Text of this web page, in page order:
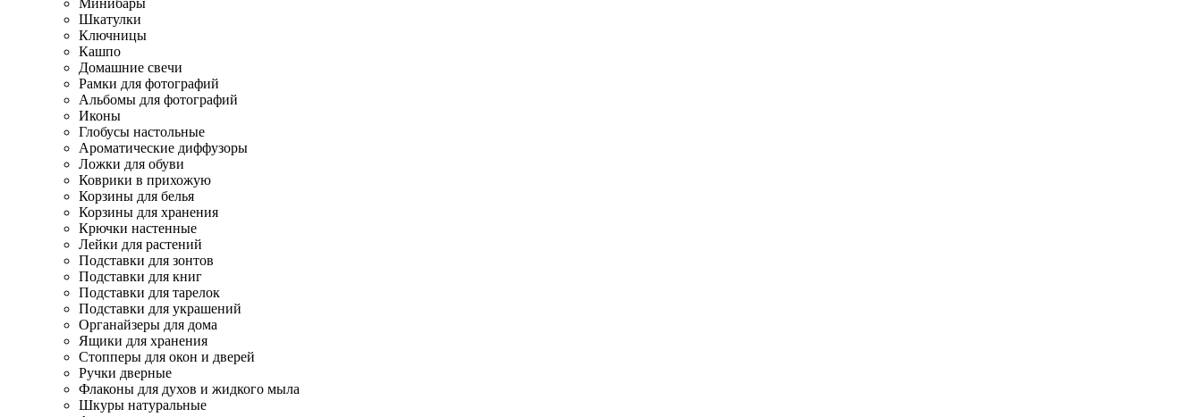
Минибары
Шкатулки
Ключницы
Кашпо
Домашние свечи
Рамки для фотографий
Альбомы для фотографий
Иконы
Глобусы настольные
Ароматические диффузоры
Ложки для обуви
Коврики в прихожую
Корзины для белья
Корзины для хранения
Крючки настенные
Лейки для растений
Подставки для зонтов
Подставки для книг
Подставки для тарелок
Подставки для украшений
Органайзеры для дома
Ящики для хранения
Стопперы для окон и дверей
Ручки дверные
Флаконы для духов и жидкого мыла
Шкуры натуральные